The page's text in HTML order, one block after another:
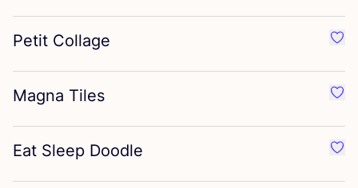
Petit Collage
Magna Tiles
Eat Sleep Doodle